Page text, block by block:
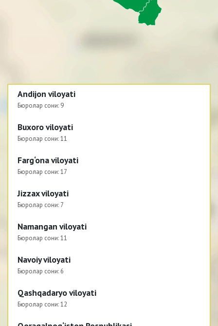
Andijon viloyati
Бюролар сони: 9
Buxoro viloyati
Бюролар сони:11
Farg‘ona viloyati
Бюролар сони:17
Jizzax viloyati
Бюролар сони: 7
Namangan viloyati
Бюролар сони:11
Navoiy viloyati
Бюролар сони: 6
Qashqadaryo viloyati
Бюролар сони:12